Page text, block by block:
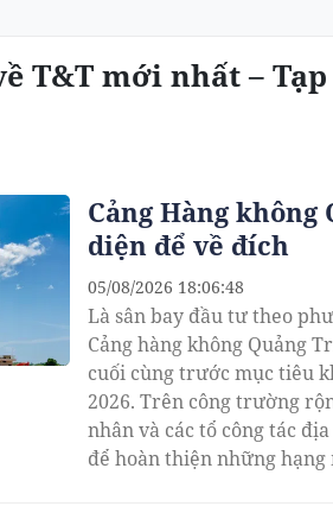
T&T mới nhất –
Cảng Hàng
diện để về đích
Là sân bay đầu tư theo
Cảng hàng không Quảng
cuối cùng trước mục tiêu
2026. Trên công trường
nhân và các tổ công tác
để hoàn thiện những hạng
05/08/2026 18:06:48